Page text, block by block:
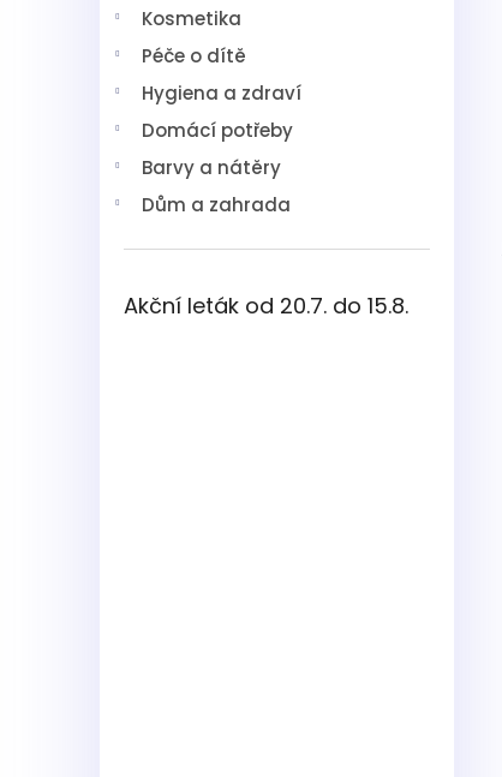
Kosmetika
Péče o dítě
Hygiena a zdraví
Domácí potřeby
Barvy a nátěry
Dům a zahrada
Akční leták od 20.7. do 15.8.